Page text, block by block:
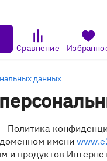
Сравнение
данных
имени
и продуктов